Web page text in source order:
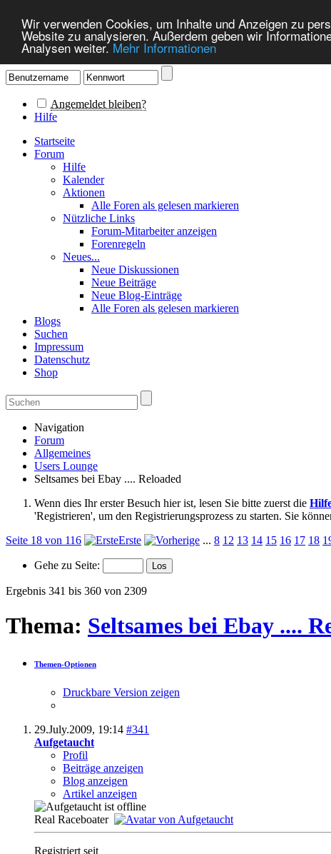
Wir verwenden Cookies, um Inhalte und Anzeigen zu
Website zu analysieren. Außerdem geben wir
Analysen weiter. Mehr Informationen
Angemeldet bleiben?
Hilfe
Startseite
Forum
Hilfe
Kalender
Aktionen
Alle Foren als gelesen markieren
Nützliche Links
Forum-Mitarbeiter anzeigen
Forenregeln
Neues...
Neue Diskussionen
Neue Beiträge
Neue Blog-Einträge
Alle Foren als gelesen markieren
Blogs
Suchen
Impressum
Datenschutz
Shop
Navigation
Forum
Allgemeines
Users Lounge
Seltsames bei Ebay .... Reloaded
Wenn dies Ihr erster Besuch hier ist, lesen Sie bitte zuerst die
'Registrieren', um den Registrierungsprozess zu starten. Sie
Seite 18 von 116
Erste ... 8 12 13 14 15 16 17 18
Gehe zu Seite:
Ergebnis 341 bis 360 von 2309
Thema: Seltsames bei Ebay ....
Themen-Optionen
Druckbare Version zeigen
29.July.2009, 19:14 #341
Aufgetaucht
Profil
Beiträge anzeigen
Blog anzeigen
Artikel anzeigen
Real Raceboater
Registriert seit